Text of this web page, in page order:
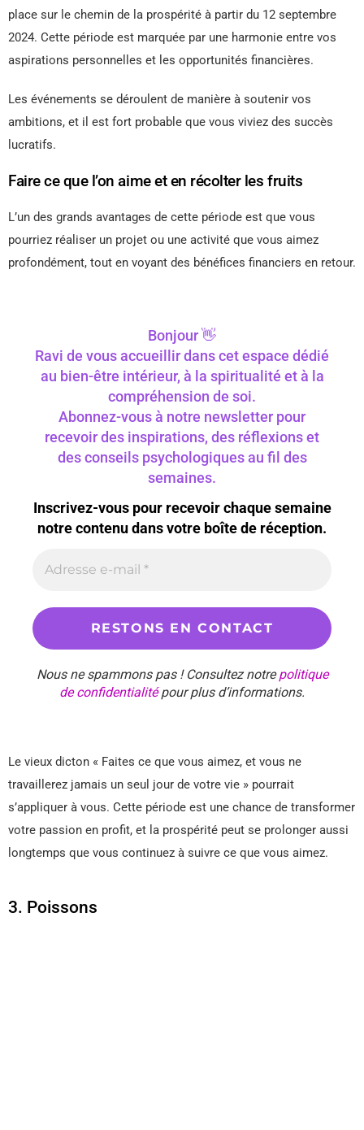
place sur le chemin de la prospérité à partir du 12 septembre
2024. Cette période est marquée par une harmonie entre vos
aspirations personnelles et les opportunités financières.
Les événements se déroulent de manière à soutenir vos
ambitions, et il est fort probable que vous viviez des succès
lucratifs.
Faire ce que l’on aime et en récolter les fruits
L’un des grands avantages de cette période est que vous
pourriez réaliser un projet ou une activité que vous aimez
profondément, tout en voyant des bénéfices financiers en retour.
Bonjour 👋
Ravi de vous accueillir dans cet espace dédié
au bien-être intérieur, à la spiritualité et à la
compréhension de soi.
Abonnez-vous à notre newsletter pour
recevoir des inspirations, des réflexions et
des conseils psychologiques au fil des
semaines.
Inscrivez-vous pour recevoir chaque semaine
notre contenu dans votre boîte de réception.
Nous ne spammons pas ! Consultez notrepolitique
de confidentialitépour plus d’informations.
Le vieux dicton « Faites ce que vous aimez, et vous ne
travaillerez jamais un seul jour de votre vie » pourrait
s’appliquer à vous. Cette période est une chance de transformer
votre passion en profit, et la prospérité peut se prolonger aussi
longtemps que vous continuez à suivre ce que vous aimez.
3. Poissons